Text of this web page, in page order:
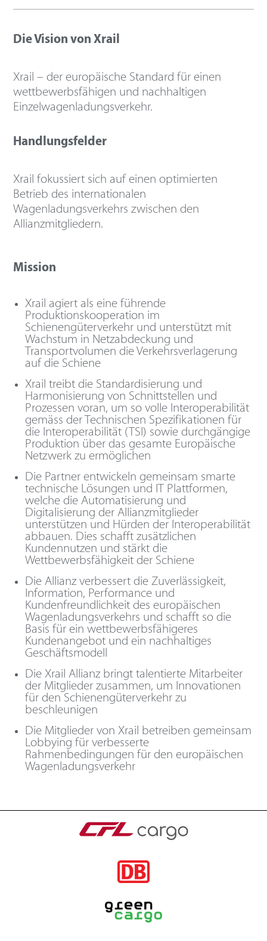
Die Vision von Xrail
Xrail – der europäische Standard für einen
wettbewerbsfähigen und nachhaltigen
Einzelwagenladungsverkehr.
Handlungsfelder
Xrail fokussiert sich auf einen optimierten
Betrieb des internationalen
Wagenladungsverkehrs zwischen den
Allianzmitgliedern.
Mission
Xrail agiert als eine führende
Produktionskooperation im
Schienengüterverkehr und unterstützt mit
Wachstum in Netzabdeckung und
Transportvolumen die Verkehrsverlagerung
auf die Schiene
Xrail treibt die Standardisierung und
Harmonisierung von Schnittstellen und
Prozessen voran, um so volle Interoperabilität
gemäss der Technischen Spezifikationen für
die Interoperabilität (TSI) sowie durchgängige
Produktion über das gesamte Europäische
Netzwerk zu ermöglichen
Die Partner entwickeln gemeinsam smarte
technische Lösungen und IT Plattformen,
welche die Automatisierung und
Digitalisierung der Allianzmitglieder
unterstützen und Hürden der Interoperabilität
abbauen. Dies schafft zusätzlichen
Kundennutzen und stärkt die
Wettbewerbsfähigkeit der Schiene
Die Allianz verbessert die Zuverlässigkeit,
Information, Performance und
Kundenfreundlichkeit des europäischen
Wagenladungsverkehrs und schafft so die
Basis für ein wettbewerbsfähigeres
Kundenangebot und ein nachhaltiges
Geschäftsmodell
Die Xrail Allianz bringt talentierte Mitarbeiter
der Mitglieder zusammen, um Innovationen
für den Schienengüterverkehr zu
beschleunigen
Die Mitglieder von Xrail betreiben gemeinsam
Lobbying für verbesserte
Rahmenbedingungen für den europäischen
Wagenladungsverkehr